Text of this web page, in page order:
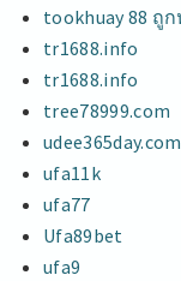
tookhuay 88 ถู
tr1688.info
tr1688.info
tree78999.com
udee365day.com
ufa11k
ufa77
Ufa89bet
ufa9